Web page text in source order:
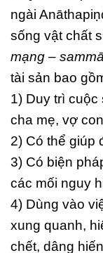
ngài
sống vật chất
mạng –
tài sản bao
1) Duy trì
cha mẹ, vợ
2) Có thể giúp
3) Có biện
các mối nguy
4) Dùng vào
xung quanh,
chết, dâng